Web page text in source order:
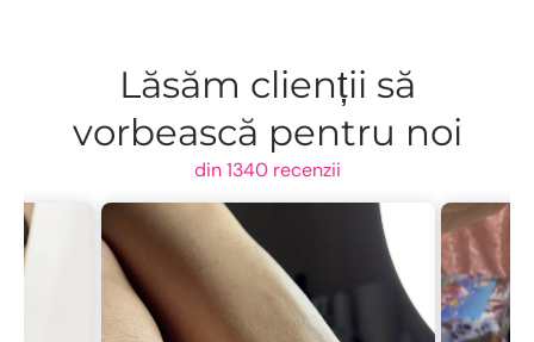
Lăsăm clienții să
vorbească pentru noi
din 1340 recenzii